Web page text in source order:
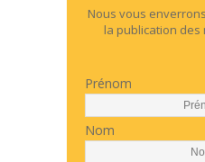
Nous vous
la publication
Prénom
Nom